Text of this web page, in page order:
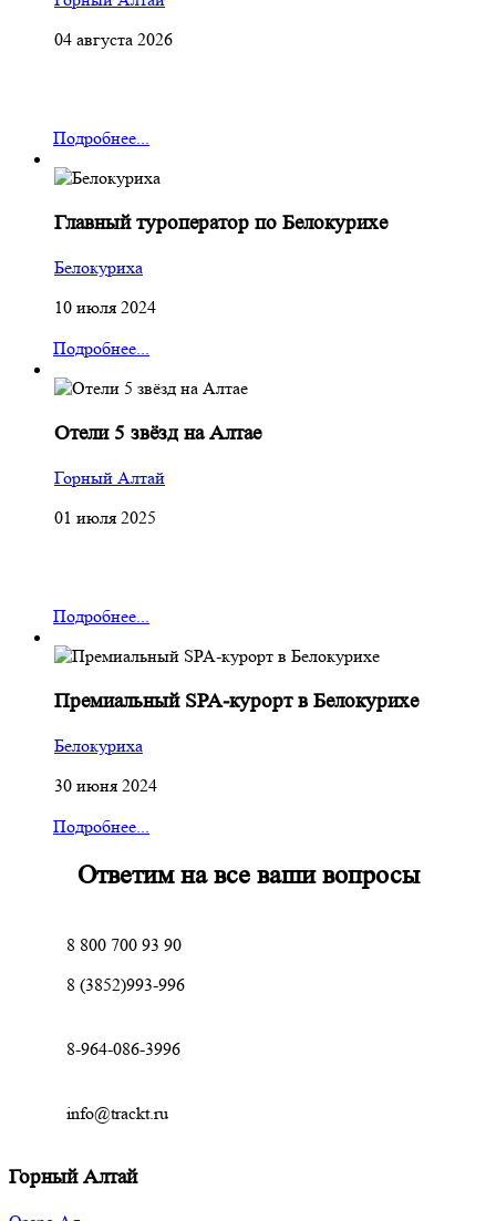
04 августа 2026
Подробнее...
Главный туроператор по Белокурихе
Белокуриха
10 июля 2024
Подробнее...
Отели 5 звёзд на Алтае
Горный Алтай
01 июля 2025
Подробнее...
Премиальный SPA-курорт в Белокурихе
Белокуриха
30 июня 2024
Подробнее...
Ответим на все ваши вопросы
8 800 700 93 90
8 (3852)993-996
8-964-086-3996
info@trackt.ru
Горный Алтай